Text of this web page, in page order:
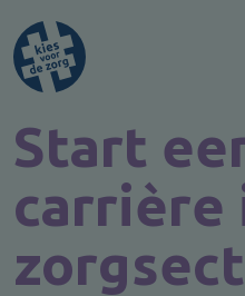
Start
carrière